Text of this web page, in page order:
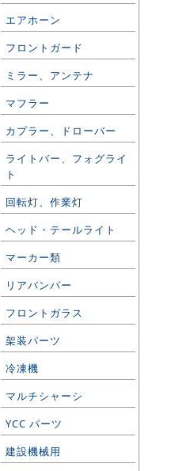
エアホーン
フロントガード
ミラー、アンテナ
マフラー
カプラー、ドローバー
ライトバー、フォグライ
ト
回転灯、作業灯
ヘッド・テールライト
マーカー類
リアバンパー
フロントガラス
架装パーツ
冷凍機
マルチシャーシ
YCC パーツ
建設機械用